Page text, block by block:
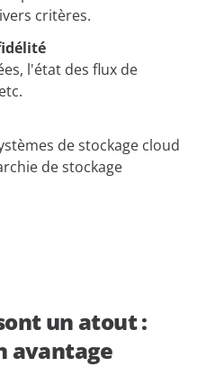
critères.
l'état des flux de
de stockage cloud
de stockage
un atout :
avantage